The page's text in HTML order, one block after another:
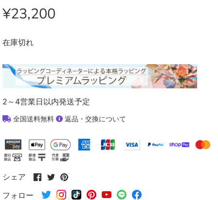
¥23,200
在庫切れ
2～4営業日以内発送予定
全国送料無料 返品・交換について
シェア
Facebook
シ
Twitter
シ
Pinterest
シ
フォロー